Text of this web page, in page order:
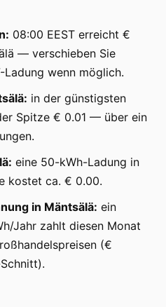
08:00 EEST erreicht €
— verschieben Sie
Ladung wenn möglich.
in der günstigsten
Spitze € 0.01 — über ein
eine 50-kWh-Ladung in
kostet ca. € 0.00.
in Mäntsälä: ein
Jahr zahlt diesen Monat
(€